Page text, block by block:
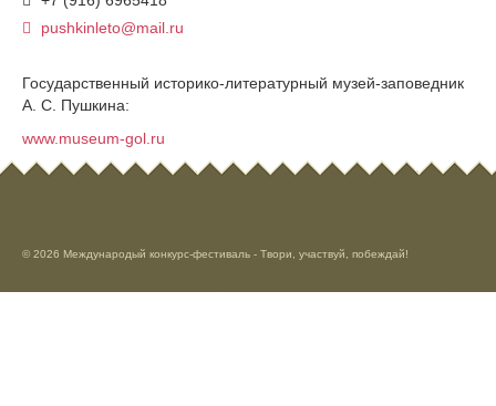
pushkinleto@mail.ru
Государственный историко-литературный музей-заповедник
А. С. Пушкина:
www.museum-gol.ru
© 2026 Международый конкурс-фестиваль - Твори, участвуй, побеждай!